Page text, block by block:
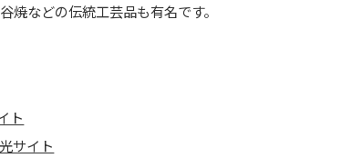
焼などの伝統工芸品も有名です。
ト
サイト